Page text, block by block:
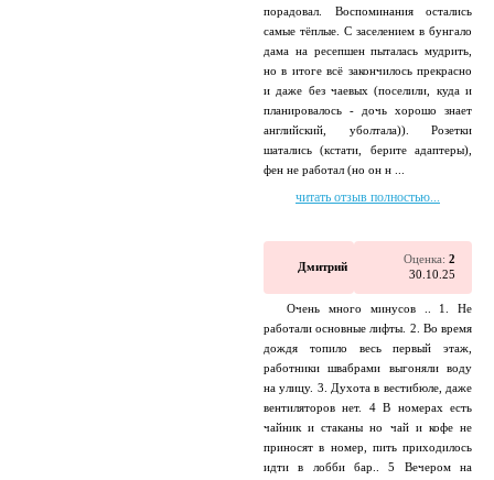
порадовал. Воспоминания остались
самые тёплые. С заселением в бунгало
дама на ресепшен пыталась мудрить,
но в итоге всё закончилось прекрасно
и даже без чаевых (поселили, куда и
планировалось - дочь хорошо знает
английский, уболтала)). Розетки
шатались (кстати, берите адаптеры),
фен не работал (но он н ...
читать отзыв полностью...
Дмитрий
Оценка: 2
30.10.25
Очень много минусов .. 1. Не
работали основные лифты. 2. Во время
дождя топило весь первый этаж,
работники швабрами выгоняли воду
на улицу. 3. Духота в вестибюле, даже
вентиляторов нет. 4 В номерах есть
чайник и стаканы но чай и кофе не
приносят в номер, пить приходилось
идти в лобби бар.. 5 Вечером на